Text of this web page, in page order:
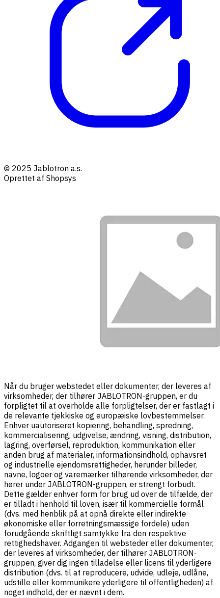
© 2025 Jablotron a.s.
Oprettet af Shopsys
Når du bruger webstedet eller dokumenter, der leveres af
virksomheder, der tilhører JABLOTRON-gruppen, er du
forpligtet til at overholde alle forpligtelser, der er fastlagt i
de relevante tjekkiske og europæiske lovbestemmelser.
Enhver uautoriseret kopiering, behandling, spredning,
kommercialisering, udgivelse, ændring, visning, distribution,
lagring, overførsel, reproduktion, kommunikation eller
anden brug af materialer, informationsindhold, ophavsret
og industrielle ejendomsrettigheder, herunder billeder,
navne, logoer og varemærker tilhørende virksomheder, der
hører under JABLOTRON-gruppen, er strengt forbudt.
Dette gælder enhver form for brug ud over de tilfælde, der
er tilladt i henhold til loven, især til kommercielle formål
(dvs. med henblik på at opnå direkte eller indirekte
økonomiske eller forretningsmæssige fordele) uden
forudgående skriftligt samtykke fra den respektive
rettighedshaver. Adgangen til websteder eller dokumenter,
der leveres af virksomheder, der tilhører JABLOTRON-
gruppen, giver dig ingen tilladelse eller licens til yderligere
distribution (dvs. til at reproducere, udvide, udleje, udlåne,
udstille eller kommunikere yderligere til offentligheden) af
noget indhold, der er nævnt i dem.